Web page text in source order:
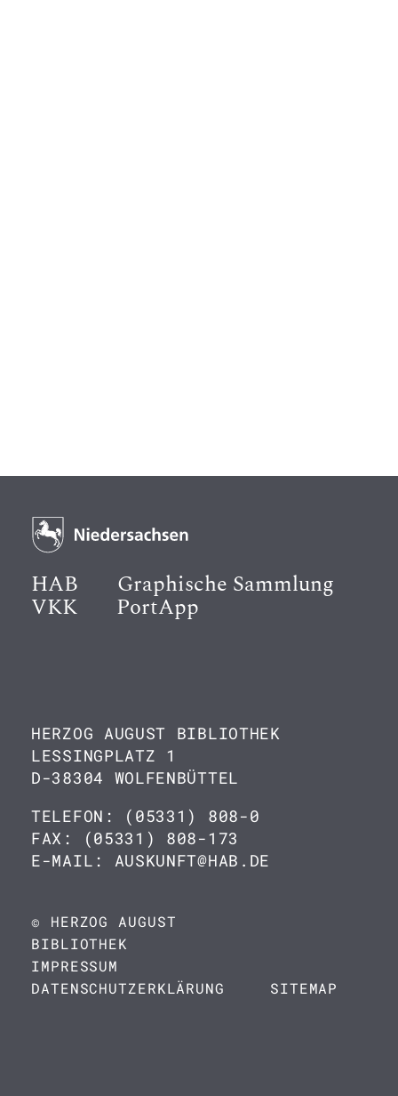
HAB Graphische Sammlung
VKK PortApp
HERZOG AUGUST BIBLIOTHEK
LESSINGPLATZ 1
D-38304 WOLFENBÜTTEL
TELEFON: (05331) 808-0
FAX: (05331) 808-173
E-MAIL: AUSKUNFT@HAB.DE
© HERZOG AUGUST
BIBLIOTHEK
IMPRESSUM
DATENSCHUTZERKLÄRUNG
SITEMAP